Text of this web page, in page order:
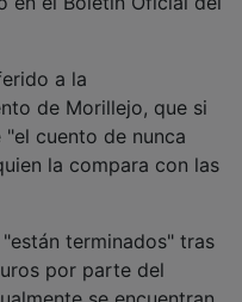
de Morillejo, que si
cuento de nunca
la compara con las
por parte del
se encuentran